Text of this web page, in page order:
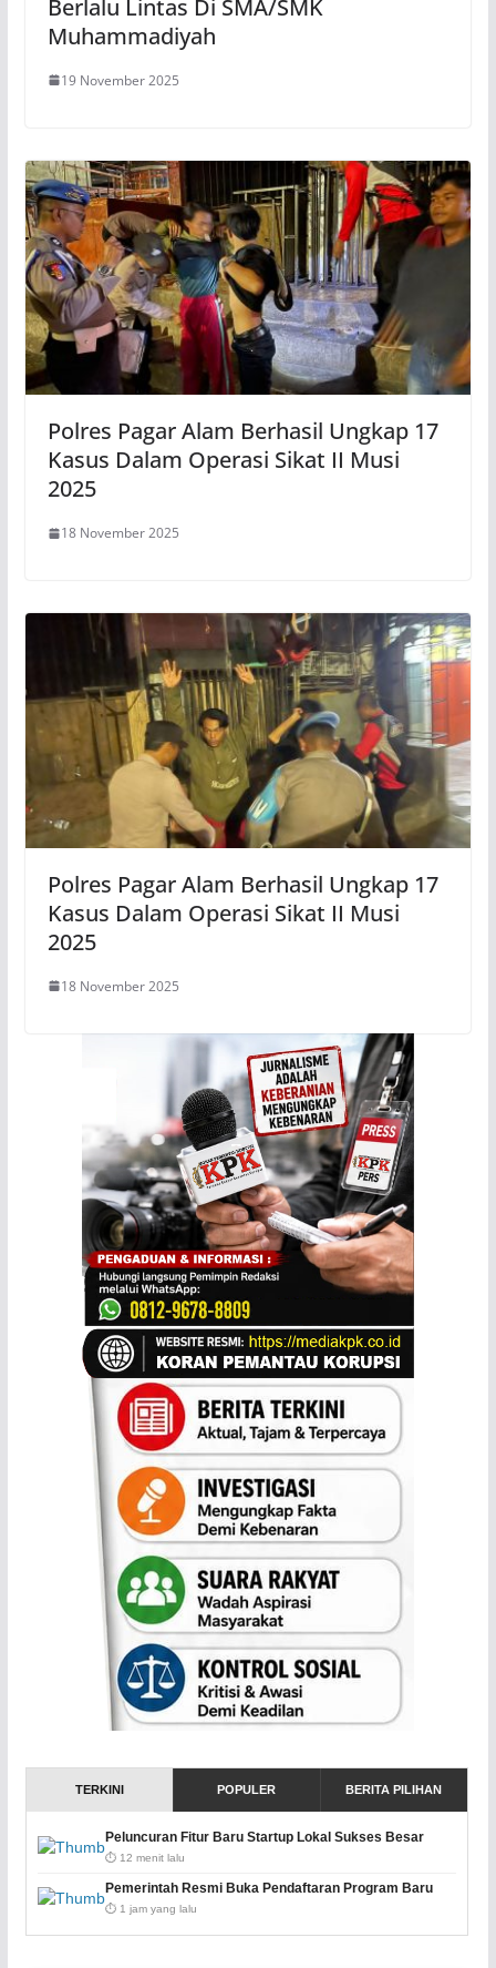
Berlalu Lintas Di SMA/SMK
Muhammadiyah
19 November 2025
Polres Pagar Alam Berhasil Ungkap 17
Kasus Dalam Operasi Sikat II Musi
2025
18 November 2025
Polres Pagar Alam Berhasil Ungkap 17
Kasus Dalam Operasi Sikat II Musi
2025
18 November 2025
TERKINI POPULER BERITA PILIHAN
Peluncuran Fitur Baru Startup Lokal Sukses Besar
⏱️ 12 menit lalu
Pemerintah Resmi Buka Pendaftaran Program Baru
⏱️ 1 jam yang lalu